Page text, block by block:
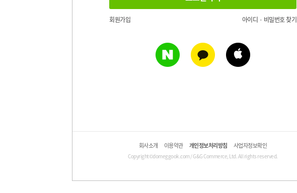
회원가입 아이디 · 비밀번호 찾기
회사소개 이용약관 개인정보처리방침 사업자정보확인
Copyright©domeggook.com / G&G Commerce, Ltd. All rights reserved.